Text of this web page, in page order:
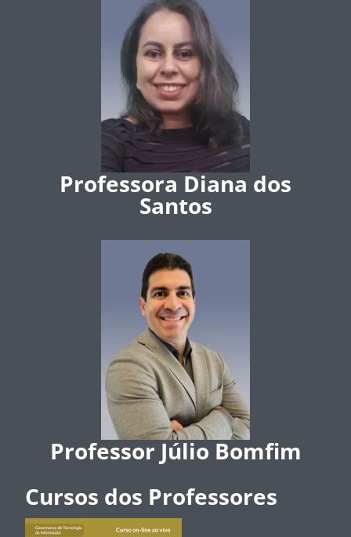
Professora Diana dos
Santos
Professor Júlio Bomfim
Cursos dos Professores